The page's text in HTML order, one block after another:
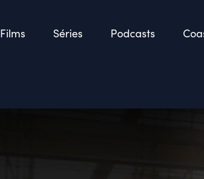
Films Séries Podcasts